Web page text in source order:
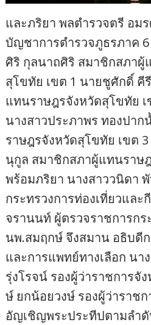
และภริยา พลตำรวจตรี อม
บัญชาการตำรวจภูธรภาค
ศิริ กุลนาถศิริ สมาชิกสภาผู้
สุโขทัย เขต 1 นายชูศักดิ์ คี
แทนราษฎรจังหวัดสุโขทัย
นางสาวประภาพร ทองปา
ราษฎรจังหวัดสุโขทัย เขต
นุกูล สมาชิกสภาผู้แทนราษ
พร้อมภริยา นางสาววนิดา
กระทรวงการท่องเที่ยวแล
จรานนท์ ผู้ตรวจราชการก
นพ.สมฤกษ์ จึงสมาน อธิบดี
และการแพทย์ทางเลือก นา
รุ่งโรจน์ รองผู้ว่าราชการจั
ษ์ ยกน้อยวงษ์ รองผู้ว่าราช
อัญเชิญพระประทีปตามลำ